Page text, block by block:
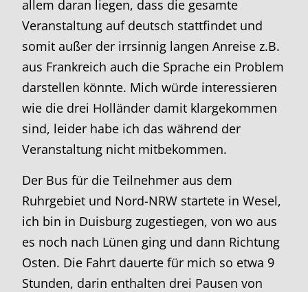
allem daran liegen, dass die gesamte
Veranstaltung auf deutsch stattfindet und
somit außer der irrsinnig langen Anreise z.B.
aus Frankreich auch die Sprache ein Problem
darstellen könnte. Mich würde interessieren
wie die drei Holländer damit klargekommen
sind, leider habe ich das während der
Veranstaltung nicht mitbekommen.
Der Bus für die Teilnehmer aus dem
Ruhrgebiet und Nord-NRW startete in Wesel,
ich bin in Duisburg zugestiegen, von wo aus
es noch nach Lünen ging und dann Richtung
Osten. Die Fahrt dauerte für mich so etwa 9
Stunden, darin enthalten drei Pausen von